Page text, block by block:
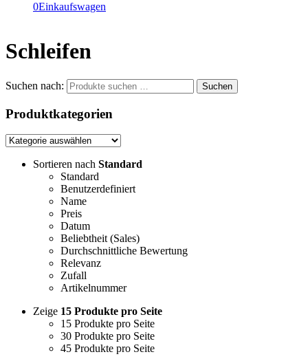
0Einkaufswagen
Schleifen
Sortieren nach Standard
Standard
Benutzerdefiniert
Name
Preis
Datum
Beliebtheit (Sales)
Durchschnittliche Bewertung
Relevanz
Zufall
Artikelnummer
Zeige 15 Produkte pro Seite
15 Produkte pro Seite
30 Produkte pro Seite
45 Produkte pro Seite
Suchen nach: Suchen
Produktkategorien